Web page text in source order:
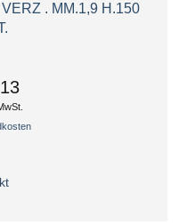
. MM.1,9 H.150